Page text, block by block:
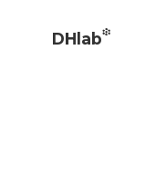
DHlab